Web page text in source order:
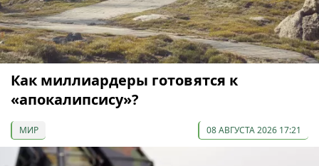
Как миллиардеры готовятся к
«апокалипсису»?
МИР 08 АВГУСТА 2026 17:21